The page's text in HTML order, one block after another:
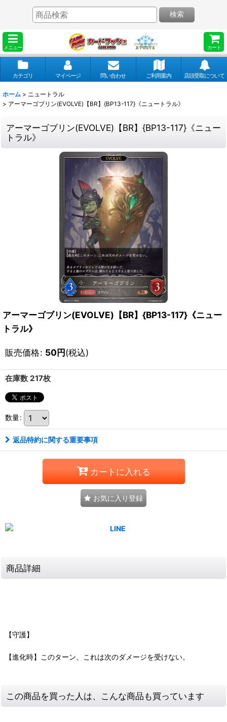
メニュー カート
検索
カテゴリ マイページ 問い合わせ ご利用案内 店頭受取について
ホーム > ニュートラル
> アーマーゴブリン(EVOLVE)【BR】{BP13-117}《ニュートラル》
アーマーゴブリン(EVOLVE)【BR】{BP13-117}《ニュー
トラル》
アーマーゴブリン(EVOLVE)【BR】{BP13-117}《ニュー
トラル》
販売価格: 50円(税込)
在庫数 217枚
数量:
返品特約に関する重要事項
カートに入れる
お気に入り登録
商品詳細
【守護】
【進化時】このターン、これは次のダメージを受けない。
この商品を買った人は、こんな商品も買っています